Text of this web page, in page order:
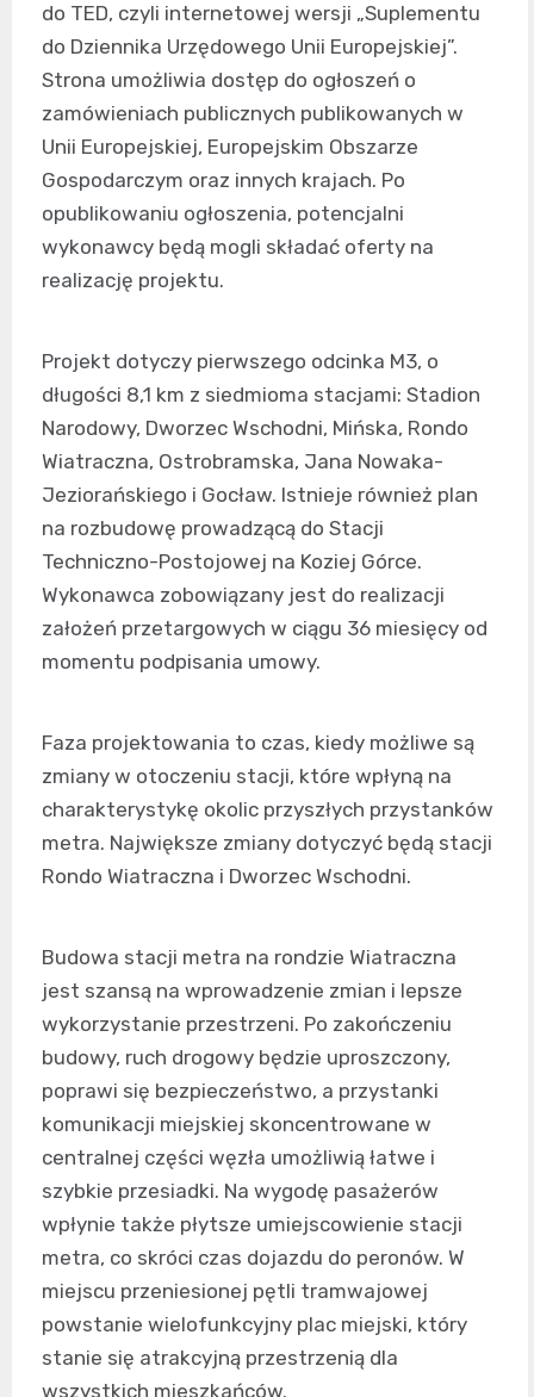
do TED, czyli internetowej wersji „Suplementu
do Dziennika Urzędowego Unii Europejskiej”.
Strona umożliwia dostęp do ogłoszeń o
zamówieniach publicznych publikowanych w
Unii Europejskiej, Europejskim Obszarze
Gospodarczym oraz innych krajach. Po
opublikowaniu ogłoszenia, potencjalni
wykonawcy będą mogli składać oferty na
realizację projektu.
Projekt dotyczy pierwszego odcinka M3, o
długości 8,1 km z siedmioma stacjami: Stadion
Narodowy, Dworzec Wschodni, Mińska, Rondo
Wiatraczna, Ostrobramska, Jana Nowaka-
Jeziorańskiego i Gocław. Istnieje również plan
na rozbudowę prowadzącą do Stacji
Techniczno-Postojowej na Koziej Górce.
Wykonawca zobowiązany jest do realizacji
założeń przetargowych w ciągu 36 miesięcy od
momentu podpisania umowy.
Faza projektowania to czas, kiedy możliwe są
zmiany w otoczeniu stacji, które wpłyną na
charakterystykę okolic przyszłych przystanków
metra. Największe zmiany dotyczyć będą stacji
Rondo Wiatraczna i Dworzec Wschodni.
Budowa stacji metra na rondzie Wiatraczna
jest szansą na wprowadzenie zmian i lepsze
wykorzystanie przestrzeni. Po zakończeniu
budowy, ruch drogowy będzie uproszczony,
poprawi się bezpieczeństwo, a przystanki
komunikacji miejskiej skoncentrowane w
centralnej części węzła umożliwią łatwe i
szybkie przesiadki. Na wygodę pasażerów
wpłynie także płytsze umiejscowienie stacji
metra, co skróci czas dojazdu do peronów. W
miejscu przeniesionej pętli tramwajowej
powstanie wielofunkcyjny plac miejski, który
stanie się atrakcyjną przestrzenią dla
wszystkich mieszkańców.